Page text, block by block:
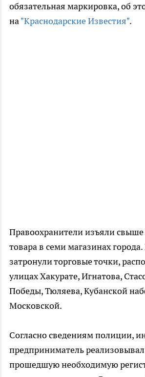
обязательная маркировка, об
на"Краснодарские Известия".
Правоохранители изъяли
товара в семи магазинах
затронули торговые точки,
улицах Хакурате, Игнатова,
Победы, Тюляева, Кубанской
Московской.
Согласно сведениям полиции,
предприниматель
прошедшую необходимую